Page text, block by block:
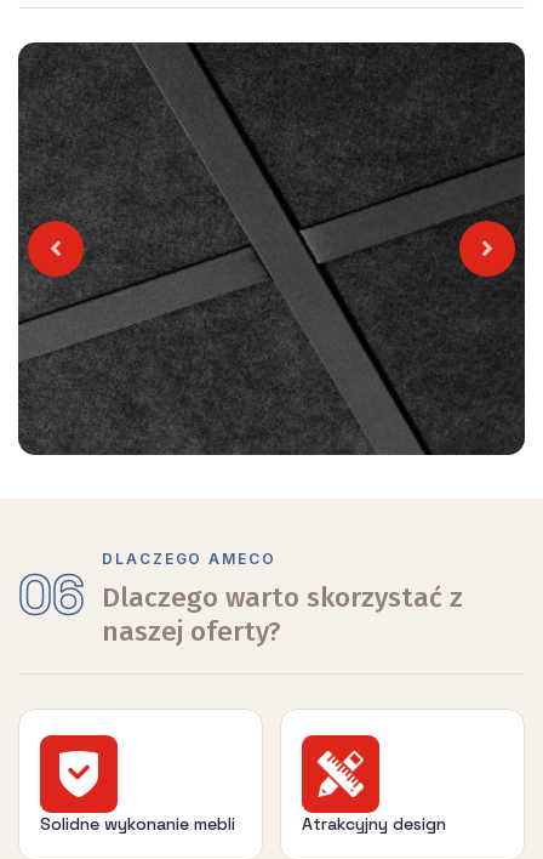
Previous Next
06
DLACZEGO AMECO
Dlaczego warto skorzystać z
naszej oferty?
Solidne wykonanie mebli Atrakcyjny design